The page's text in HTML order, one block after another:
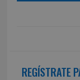
REGÍSTRATE